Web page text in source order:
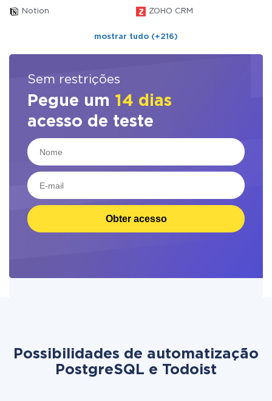
Notion ZOHO CRM
mostrar tudo (+216)
Sem restrições
Pegue um 14 dias
acesso de teste
Obter acesso
Possibilidades de automatização
PostgreSQL e Todoist